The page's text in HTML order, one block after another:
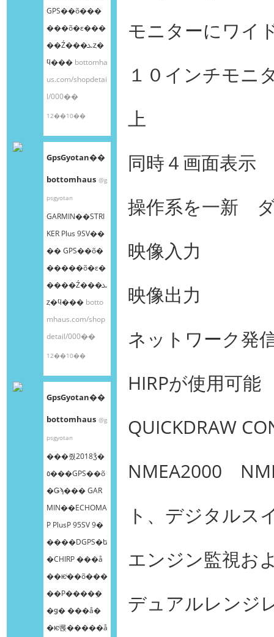
GPS��õ���
���õ�ε���
��Ź���ܥȥ�
ϥ��� bottomha
us.com/shopdetai
l/000��
12��10��
GpsGyotan��
bottomhaus @g
psgyotan
GARMIN��STRI
KER Plus 9SV��
�� GPS��õ�
�����õ�ε�
����Ź���ܥ
ȥ�ϥ��� botto
mhaus.com/shop
detail/000��
12��10��
GpsGyotan��
bottomhaus @g
psgyotan
���줬2018ǯ�
٥���GPS��õ
�Ǥϡ��� GAR
MIN��ECHOMA
P PlusP 95SV 9�
����DGPS�ե
�CHIRP ���å
��ѥͥ��õ���
��Ρ����ܸ�
�ǥ� ���å�
�ѥͥ롡�����å
モニターにワイ
１０インチモニ
上
同時４画面表示
操作系を一新
映像入力
映像出力
ネットワーク発
HIRPが使用可能
QUICKDRAW
NMEA2000
ト、デジタルス
エンジン監視お
デュアルレンジ